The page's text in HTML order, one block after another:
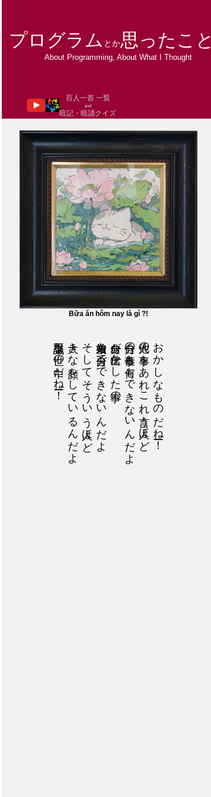
プログラム とか思ったこと
About Programming, About What I Thought
百人一首 一覧
and
暗記・暗誦クイズ
Bữa ăn hôm nay là gì ?!
おかしなものだねー！
他人の事をあれこれ言う人ほど
自分の仕事も何もできないんだよ
自分が仕出かした事の
後始末も自分でできないんだよ
そしてそういう人ほど
大きな顔をしているんだよ
不思議な世の中だねー！
2
2